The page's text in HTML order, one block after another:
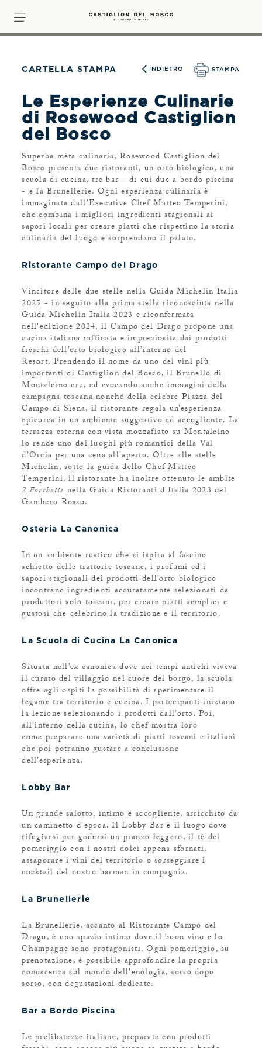
CARTELLA STAMPA INDIETRO STAMPA
Le Esperienze Culinarie
di Rosewood Castiglion
del Bosco
Superba mèta culinaria, Rosewood Castiglion del
Bosco presenta due ristoranti, un orto biologico, una
scuola di cucina, tre bar - di cui due a bordo piscina
- e la Brunellerie. Ogni esperienza culinaria è
immaginata dall’Executive Chef Matteo Temperini,
che combina i migliori ingredienti stagionali ai
sapori locali per creare piatti che rispettino la storia
culinaria del luogo e sorprendano il palato.
Ristorante Campo del Drago
Vincitore delle due stelle nella Guida Michelin Italia
2025 - in seguito alla prima stella riconosciuta nella
Guida Michelin Italia 2023 e riconfermata
nell'edizione 2024, il Campo del Drago propone una
cucina italiana raffinata e impreziosita dai prodotti
freschi dell’orto biologico all’interno del
Resort. Prendendo il nome da uno dei vini più
importanti di Castiglion del Bosco, il Brunello di
Montalcino cru, ed evocando anche immagini della
campagna toscana nonché della celebre Piazza del
Campo di Siena, il ristorante regala un’esperienza
epicurea in un ambiente suggestivo ed accogliente. La
terrazza esterna con vista mozzafiato su Montalcino
lo rende uno dei luoghi più romantici della Val
d’Orcia per una cena all’aperto. Oltre alle stelle
Michelin, sotto la guida dello Chef Matteo
Temperini, il ristorante ha inoltre ottenuto le ambite
2 Forchette nella Guida Ristoranti d’Italia 2023 del
Gambero Rosso.
Osteria La Canonica
In un ambiente rustico che si ispira al fascino
schietto delle trattorie toscane, i profumi ed i
sapori stagionali dei prodotti dell’orto biologico
incontrano ingredienti accuratamente selezionati da
produttori solo toscani, per creare piatti semplici e
gustosi che celebrino la tradizione e il territorio.
La Scuola di Cucina La Canonica
Situata nell’ex canonica dove nei tempi antichi viveva
il curato del villaggio nel cuore del borgo, la scuola
offre agli ospiti la possibilità di sperimentare il
legame tra territorio e cucina. I partecipanti iniziano
la lezione selezionando i prodotti dall’orto. Poi,
all’interno della cucina, lo chef mostra loro
come preparare una varietà di piatti toscani e italiani
che poi potranno gustare a conclusione
dell’esperienza.
Lobby Bar
Un grande salotto, intimo e accogliente, arricchito da
un caminetto d'epoca. Il Lobby Bar è il luogo dove
rifugiarsi per godersi un pranzo leggero, il tè del
pomeriggio con i nostri dolci appena sfornati,
assaporare i vini del territorio o sorseggiare i
cocktail del nostro barman in compagnia.
La Brunellerie
La Brunellerie, accanto al Ristorante Campo del
Drago, è uno spazio intimo dove il buon vino e lo
Champagne sono protagonisti. Ogni pomeriggio, su
prenotazione, è possibile approfondire la propria
conoscenza sul mondo dell'enologia, sorso dopo
sorso, con degustazioni dedicate.
Bar a Bordo Piscina
Le prelibatezze italiane, preparate con prodotti